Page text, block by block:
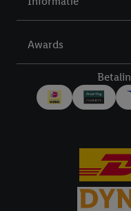
Awards